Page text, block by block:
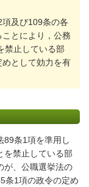
及び109条の各
とにより，公務
禁止している部
として効力を有
89条1項を準用し
を禁止している部
が、公職選挙法の
条1項の政令の定め